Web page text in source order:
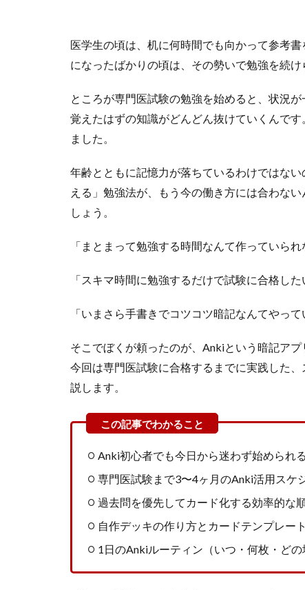
医学生の頃は、机に何時間でも向かって参考
になったばかりの頃は、その勢いで勉強を続け
ところが専門医試験の勉強を始めると、状況
覚えたはずの知識がどんどん抜けていくんで
ました。
年齢とともに記憶力が落ちているわけではな
える」勉強法が、もう今の働き方には合わな
しょう。
「まとまって勉強する時間なんて作っていられ
「スキマ時間に勉強するだけで試験に合格した
「いまさら手書きでコツコツ暗記なんてやって
そこでぼくが頼ったのが、 Ankiという暗記アプ
今回は専門医試験に合格するまでに実践した
説します。
Anki初心者でも今日から迷わず始められ
専門医試験まで3〜4ヶ月のAnki活用スケ
過去問を優先してカード化する効率的な
自作デッキの作り方とカードテンプレー
1日のAnkiルーティン（いつ・何枚・どの